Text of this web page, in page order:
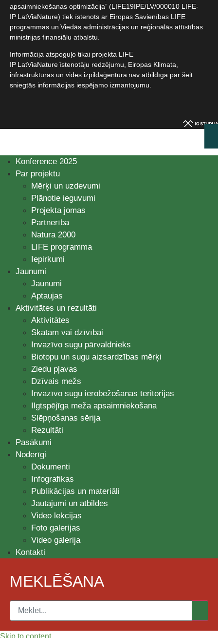
apsaimniekošanas optimizācija” (LIFE19IPE/LV/000010 LIFE-
IP LatViaNature) tiek īstenots ar Eiropas Savienības LIFE
programmas un Viedās administrācijas un reģionālās attīstības
ministrijas finansiālu atbalstu.​
Informācija atspoguļo tikai projekta LIFE
IP LatViaNature īstenotāju redzējumu, Eiropas Klimata,
infrastruktūras un vides izpildaģentūra nav atbildīga par šeit
sniegtās informācijas iespējamo izmantojumu.​
Konference 2025
Par projektu
Mērķi un uzdevumi
Plānotie ieguvumi
Projekta jomas
Partnerība
Natura 2000
LIFE programma
Iepirkumi
Jaunumi
Jaunumi
Aptaujas
Aktivitātes un rezultāti
Aktivitātes
Skatam vai dzīvībai
Invazīvo sugu pārvaldnieks
Biotopu un sugu aizsardzības mērķi
Ziedu pļavas
Dzīvais mežs
Invazīvo sugu ierobežošanas teritorijas
Ilgtspējīga meža apsaimniekošana
Slēpņošanas sērija
Rezultāti
Pasākumi
Noderīgi
Dokumenti
Infografikas
Publikācijas un materiāli
Jautājumi un atbildes
Video lekcijas
Foto galerijas
Video galerija
Kontakti
MEKLĒŠANA
Skip to content